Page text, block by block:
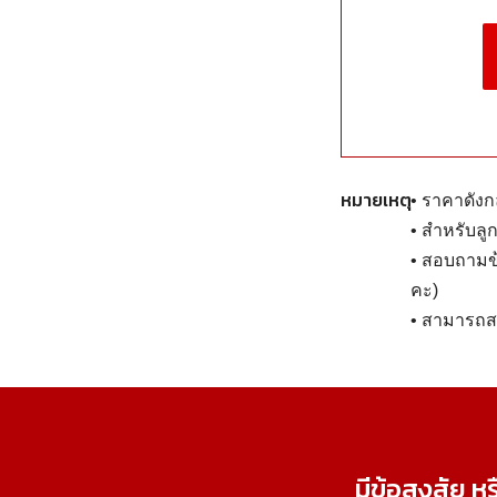
หมายเหตุ• ราคาดัง
• สำหรับลู
• สอบถาม
คะ)
• สามารถ
มีข้อสงสัย ห